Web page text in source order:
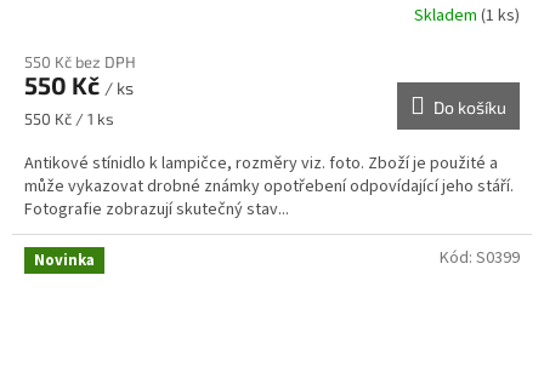
Skladem (1 ks)
550 Kč bez DPH
550 Kč / ks
Měrná
550 Kč / 1 ks
Do košíku
Antikové stínidlo k lampičce, rozměry viz. foto. Zboží je použité a
může vykazovat drobné známky opotřebení odpovídající jeho stáří.
Fotografie zobrazují skutečný stav...
Novinka Kód: S0399